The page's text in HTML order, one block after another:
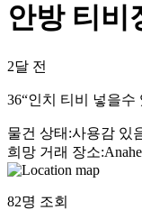
안방 티비
2달 전
36“인치 티비 넣을
물건 상태 :사용감 있
희망 거래 장소:
82명 조회